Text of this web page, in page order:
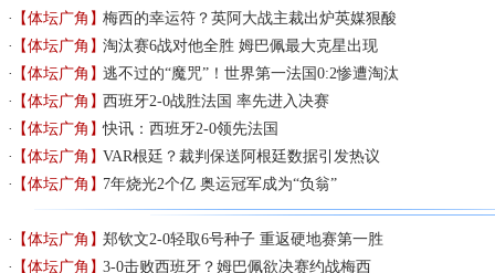
【体坛广角】梅西的幸运符？英阿大战主裁出炉英媒狠酸
【体坛广角】淘汰赛6战对他全胜 姆巴佩最大克星出现
【体坛广角】逃不过的“魔咒”！世界第一法国0:2惨遭淘汰
【体坛广角】西班牙2-0战胜法国 率先进入决赛
【体坛广角】快讯：西班牙2-0领先法国
【体坛广角】VAR根廷？裁判保送阿根廷数据引发热议
【体坛广角】7年烧光2个亿 奥运冠军成为“负翁”
【体坛广角】郑钦文2-0轻取6号种子 重返硬地赛第一胜
【体坛广角】3-0击败西班牙？姆巴佩欲决赛约战梅西